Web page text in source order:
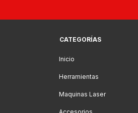
CATEGORÍAS
Inicio
Herramientas
Maquinas Laser